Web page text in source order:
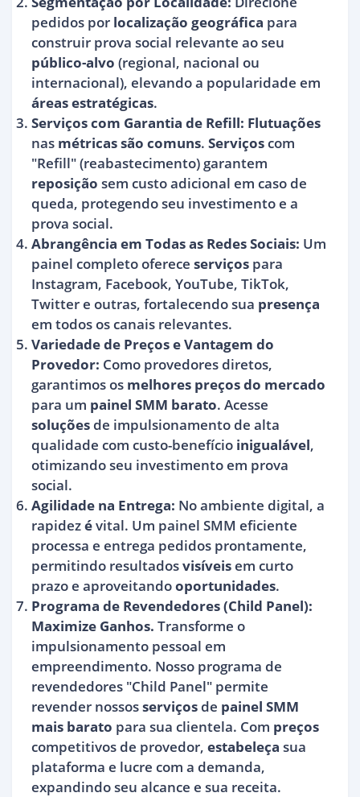
pedidos por localização geográfica para
construir prova social relevante ao seu
público-alvo (regional, nacional ou
internacional), elevando a popularidade em
áreas estratégicas.
Serviços com Garantia de Refill: Flutuações
nas métricassão comuns. Serviçoscom
"Refill" (reabastecimento) garantem
reposição sem custo adicional em caso de
queda, protegendo seu investimento e a
prova social.
Abrangência em Todas as Redes Sociais: Um
painel completo oferece serviços para
Instagram, Facebook, YouTube, TikTok,
Twitter e outras, fortalecendo sua presença
em todos os canais relevantes.
Variedade de Preços e Vantagem do
Provedor: Como provedores diretos,
garantimos os melhores preços do mercado
para um painel SMM barato. Acesse
soluçõesde impulsionamento de alta
qualidade com custo-benefício inigualável,
otimizando seu investimento em prova
social.
Agilidade na Entrega: No ambiente digital, a
rapidezévital. Um painel SMM eficiente
processa e entrega pedidos prontamente,
permitindo resultadosvisíveisem curto
prazo e aproveitandooportunidades.
Programa de Revendedores (Child Panel):
Maximize Ganhos. Transforme o
impulsionamento pessoal em
empreendimento. Nosso programa de
revendedores "Child Panel" permite
revender nossosserviçosde painel SMM
mais barato para sua clientela. Com preços
competitivos de provedor, estabeleça sua
plataforma e lucre com a demanda,
expandindo seu alcance e sua receita.